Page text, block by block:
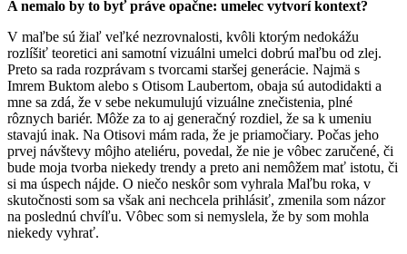
A nemalo by to byť práve opačne: umelec vytvorí kontext?
V maľbe sú žiaľ veľké nezrovnalosti, kvôli ktorým nedokážu
rozlíšiť teoretici ani samotní vizuálni umelci dobrú maľbu od zlej.
Preto sa rada rozprávam s tvorcami staršej generácie. Najmä s
Imrem Buktom alebo s Otisom Laubertom, obaja sú autodidakti a
mne sa zdá, že v sebe nekumulujú vizuálne znečistenia, plné
rôznych bariér. Môže za to aj generačný rozdiel, že sa k umeniu
stavajú inak. Na Otisovi mám rada, že je priamočiary. Počas jeho
prvej návštevy môjho ateliéru, povedal, že nie je vôbec zaručené, či
bude moja tvorba niekedy trendy a preto ani nemôžem mať istotu, či
si ma úspech nájde. O niečo neskôr som vyhrala Maľbu roka, v
skutočnosti som sa však ani nechcela prihlásiť, zmenila som názor
na poslednú chvíľu. Vôbec som si nemyslela, že by som mohla
niekedy vyhrať.